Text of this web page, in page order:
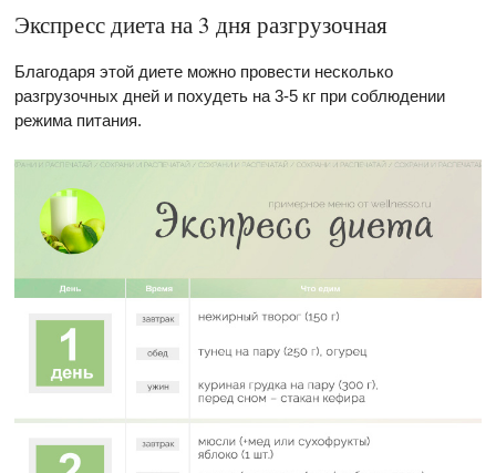
Экспресс диета на 3 дня разгрузочная
Благодаря этой диете можно провести несколько
разгрузочных дней и похудеть на 3-5 кг при соблюдении
режима питания.